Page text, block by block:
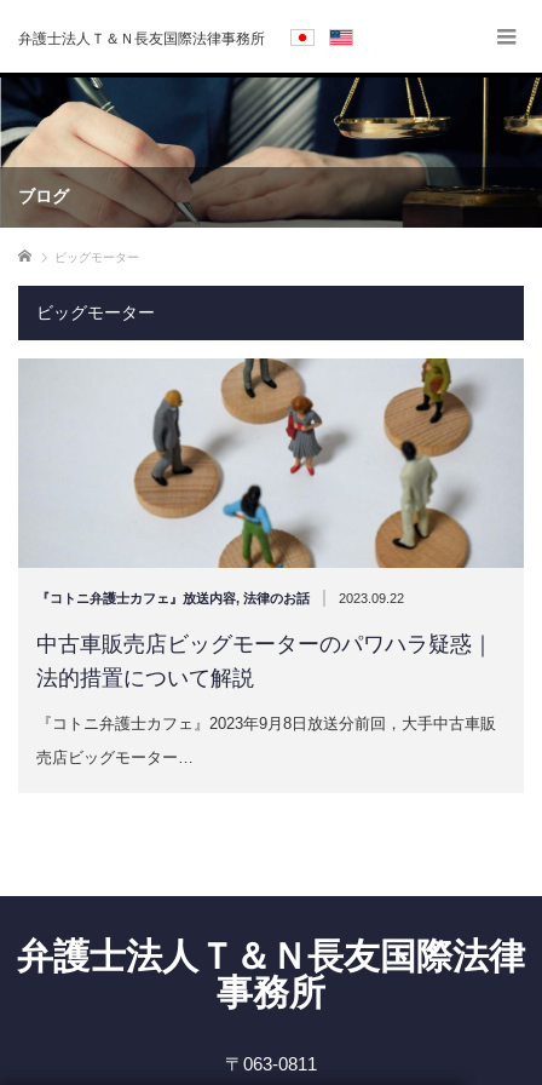
弁護士法人Ｔ＆Ｎ長友国際法律事務所
ブログ
ホーム ビッグモーター
ビッグモーター
『コトニ弁護士カフェ』放送内容, 法律のお話 | 2023.09.22
中古車販売店ビッグモーターのパワハラ疑惑｜
法的措置について解説
『コトニ弁護士カフェ』2023年9月8日放送分前回，大手中古車販
売店ビッグモーター…
弁護士法人Ｔ＆Ｎ長友国際法律
事務所
〒063-0811